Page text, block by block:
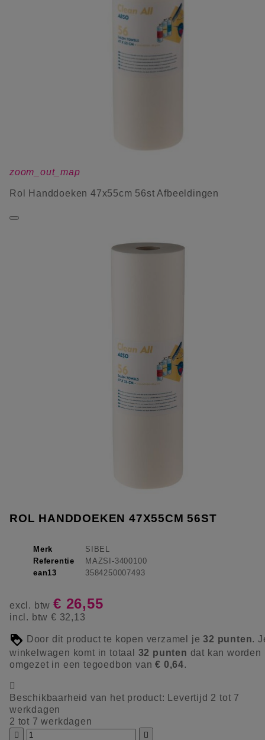
zoom_out_map
Rol Handdoeken 47x55cm 56st Afbeeldingen
ROL HANDDOEKEN 47X55CM 56ST
Merk
SIBEL
Referentie
MAZSI-3400100
ean13
3584250007493
excl. btw € 26,55
incl. btw € 32,13
Door dit product te kopen verzamel je32 punten.
winkelwagen komt in totaal 32 punten dat kan worden
omgezet in een tegoedbon van€ 0,64.

Beschikbaarheid van het product:
Levertijd 2 tot 7
werkdagen
2 tot 7 werkdagen

